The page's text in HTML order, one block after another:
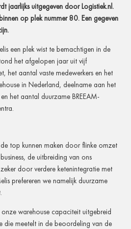
jaarlijks uitgegeven door Logistiek.nl.
op plek nummer 80. Een gegeven
een plek wist te bemachtigen in de
het afgelopen jaar uit vijf
het aantal vaste medewerkers en het
in Nederland, deelname aan het
het aantal duurzame BREEAM-
top kunnen maken door flinke omzet
de uitbreiding van ons
door verdere ketenintegratie met
prefereren we namelijk duurzame
warehouse capaciteit uitgebreid
meetelt in de beoordeling van de